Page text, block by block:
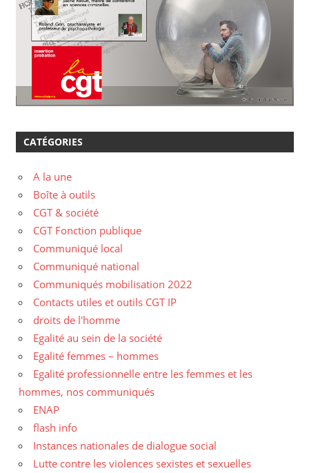
CATÉGORIES
A la une
Boîte à outils
CGT & société
CGT Fonction publique
Communiqué local
Communiqué national
Communiqués mobilisation 2022
Contacts utiles et outils CGT IP
droits de l'homme
Egalité au sein de la société
Egalité femmes – hommes
Egalité professionnelle entre les femmes et les
hommes, nos communiqués
ENAP
flash info
Instances nationales de dialogue social
Lutte contre les violences sexistes et sexuelles